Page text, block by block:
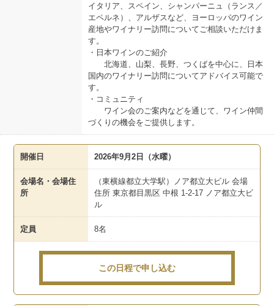
イタリア、スペイン、シャンパーニュ（ランス／
エペルネ）、アルザスなど、ヨーロッパのワイン
産地やワイナリー訪問についてご相談いただけま
す。
・日本ワインのご紹介
北海道、山梨、長野、つくばを中心に、日本
国内のワイナリー訪問についてアドバイス可能で
す。
・コミュニティ
ワイン会のご案内などを通じて、ワイン仲間
づくりの機会をご提供します。
開催日 2026年9月2日（水曜）
会場名・会場住
所
（東横線都立大学駅）ノア都立大ビル 会場
住所 東京都目黒区 中根 1-2-17 ノア都立大ビ
ル
定員 8名
この日程で申し込む